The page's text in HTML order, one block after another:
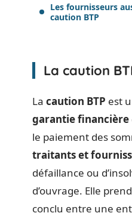
Les fournisseurs
caution BTP
La caution
La caution BTP est
garantie financière
le paiement des
traitants et
défaillance ou
d’ouvrage. Elle
conclu entre une